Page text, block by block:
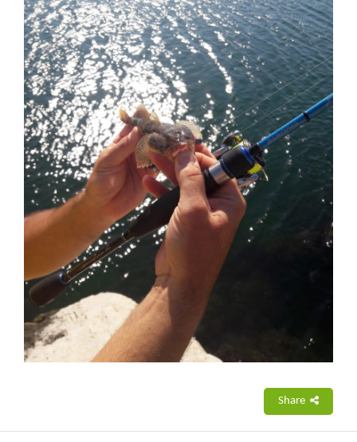
Share